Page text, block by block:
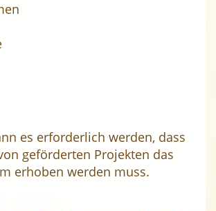
es erforderlich werden, dass
geförderten Projekten das
erhoben werden muss.